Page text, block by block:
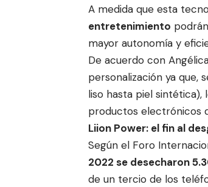
A medida que esta
entretenimiento
mayor autonomía y
De acuerdo con
personalización ya que,
liso hasta piel sintética),
productos electrónicos
Liion Power: el fin al
Según el Foro
2022 se desecharon
de un tercio de los